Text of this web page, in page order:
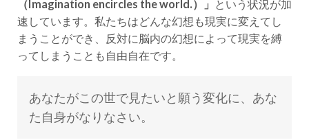
速しています。私たちはどんな幻想も現実に変えてし
まうことができ、反対に脳内の幻想によって現実を縛
ってしまうことも自由自在です。
あなたがこの世で見たいと願う変化に、あな
た自身がなりなさい。